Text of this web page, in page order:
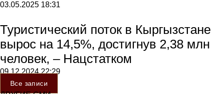
03.05.2025 18:31
Туристический поток в Кыргызстане
вырос на 14,5%, достигнув 2,38 млн
человек, – Нацстатком
09.12.202422:29
Все записи